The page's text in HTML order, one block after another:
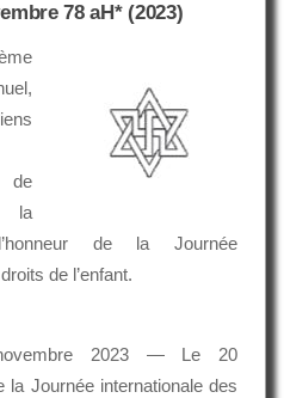
78 aH* (2023)
de
la
de la Journée
de l’enfant.
2023 — Le 20
la Journée internationale des